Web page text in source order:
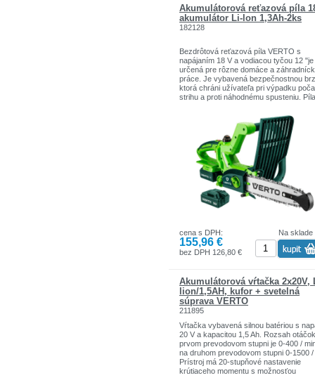
Akumulátorová reťazová píla
akumulátor Li-lon 1,3Ah-2ks
182128
Bezdrôtová reťazová píla VERTO s
napájaním 18 V a vodiacou tyčou 12 "je
určená pre rôzne domáce a
práce. Je vybavená bezpečnostnou
ktorá chráni užívateľa pri výpadku
strihu a proti náhodnému spusteniu. Píla
reťazí a indikátor hladiny oleja. Nie je
potrebné pripojiť k elektrickej zásuvke,
výrazne zlepšuje pracovný komfort.
Certifikát CE potvrdzuje súlad s
bezpečnostnými normami.
Na sklade
cena s DPH:
155,96 €
bez DPH 126,80 €
Akumulátorová vŕtačka 2x20V,
lion/1,5AH, kufor + svetelná
súprava VERTO
211895
Vŕtačka vybavená silnou batériou s
20 V a kapacitou 1,5 Ah. Rozsah
prvom prevodovom stupni je 0-400 /
na druhom prevodovom stupni 0-1500 /
Prístroj má 20-stupňové nastavenie
krútiaceho momentu s možnosťou